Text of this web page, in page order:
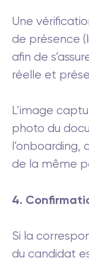
Une
de présence
afin de
réelle et
L’image
photo du
l’onboarding,
de la même
4.
Si la
du candidat